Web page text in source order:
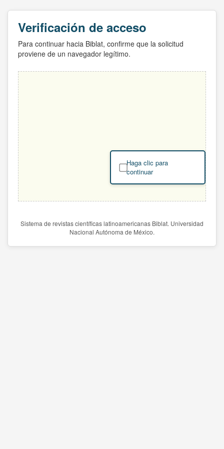
Verificación de acceso
Para continuar hacia Biblat, confirme que la solicitud
proviene de un navegador legítimo.
Haga clic para
continuar
Sistema de revistas científicas latinoamericanas Biblat. Universidad
Nacional Autónoma de México.